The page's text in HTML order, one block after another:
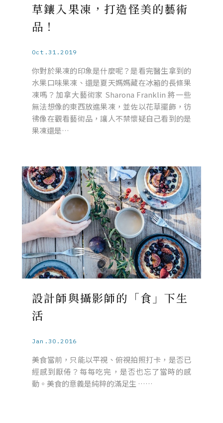
草鑲入果凍，打造怪美的藝術
品！
Oct.31.2019
你對於果凍的印象是什麼呢？是看完醫生拿到的
水果口味果凍、還是夏天媽媽藏在冰箱的長條果
凍嗎？加拿大藝術家 Sharona Franklin 將一些
無法想像的東西放進果凍，並佐以花草擺飾，彷
彿像在觀看藝術品，讓人不禁懷疑自己看到的是
果凍還是…
設計師與攝影師的「食」下生
活
Jan.30.2016
美食當前，只能以平視、俯視拍照打卡，是否已
經感到厭倦？每每吃完，是否也忘了當時的感
動。美食的意義是純粹的滿足生 ……